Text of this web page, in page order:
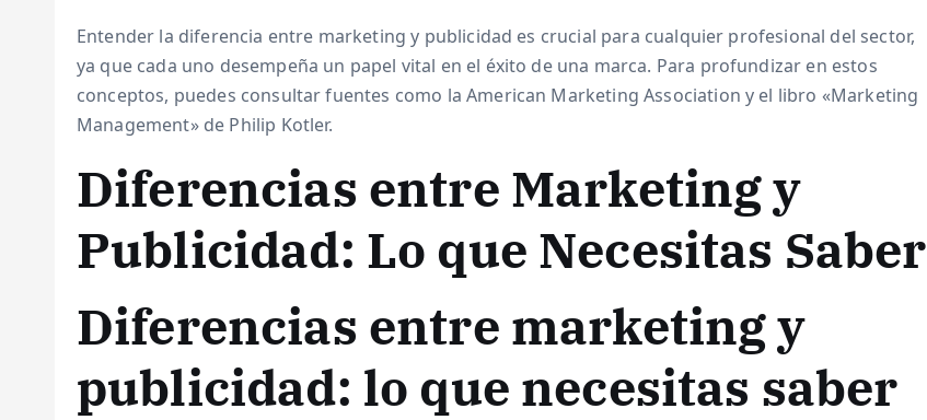
Entender la diferencia entre marketing y publicidad es crucial para cualquier profesional del sector,
ya que cada uno desempeña un papel vital en el éxito de una marca. Para profundizar en estos
conceptos, puedes consultar fuentes como la American Marketing Association y el libro «Marketing
Management» de Philip Kotler.
Diferencias entre Marketing y
Publicidad: Lo que Necesitas Saber
Diferencias entre marketing y
publicidad: lo que necesitas saber